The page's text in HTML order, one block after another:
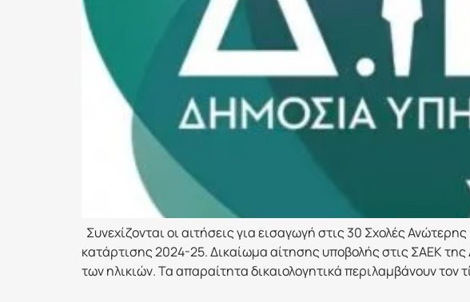
Συνεχίζονται οι αιτήσεις για εισαγωγή στις 30 Σχολές
κατάρτισης 2024-25. Δικαίωμα αίτησης υποβολής στις ΣΑΕΚ της
των ηλικιών. Τα απαραίτητα δικαιολογητικά περιλαμβάνουν τον